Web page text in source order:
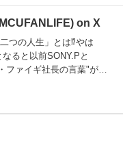
on X
つの人生」とは⁉️やは
ると以前SONY.Pと
ファイギ社長の言葉"が気